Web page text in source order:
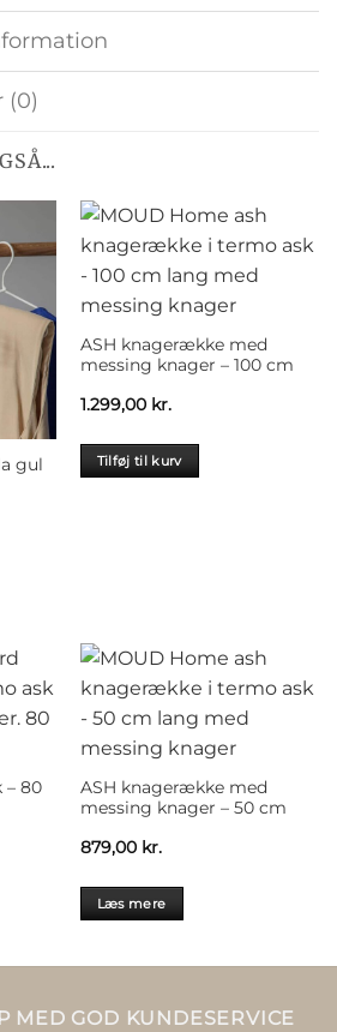
(0)
gul
ASH knagerække med
messing knager – 100 cm
1.299,00 kr.
Tilføj til kurv
– 80
ASH knagerække med
messing knager – 50 cm
879,00 kr.
Læs mere
MED GOD KUNDESERVICE